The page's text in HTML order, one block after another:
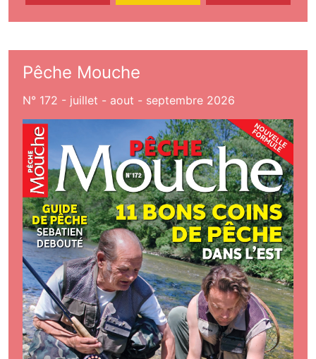
Pêche Mouche
N° 172 - juillet - aout - septembre 2026